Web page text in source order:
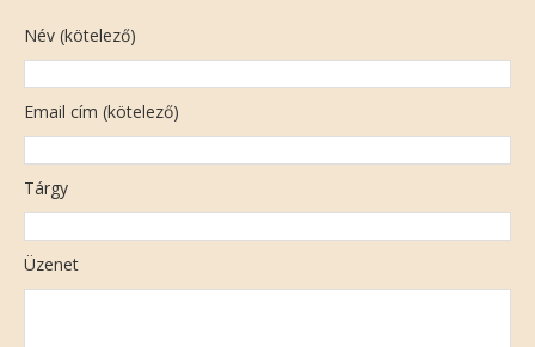
Név (kötelező)
Email cím (kötelező)
Tárgy
Üzenet